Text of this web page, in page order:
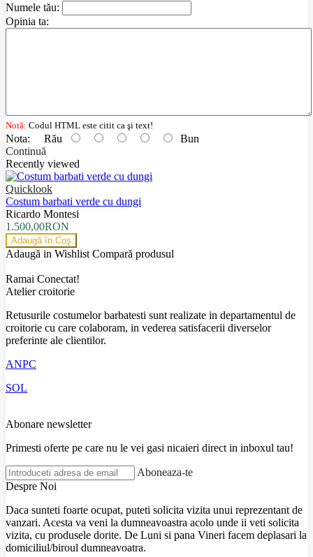
Numele tău:
Opinia ta:
Notă: Codul HTML este citit ca şi text!
Nota: Rău
Bun
Continuă
Recently viewed
Quicklook
Costum barbati verde cu dungi
Ricardo Montesi
1.500,00RON
Adaugă în Coş
Adaugă in Wishlist Compară produsul
Ramai Conectat!
Atelier croitorie
Retusurile costumelor barbatesti sunt realizate in departamentul de
croitorie cu care colaboram, in vederea satisfacerii diverselor
preferinte ale clientilor.
ANPC
SOL
Abonare newsletter
Primesti oferte pe care nu le vei gasi nicaieri direct in inboxul tau!
Aboneaza-te
Despre Noi
Daca sunteti foarte ocupat, puteti solicita vizita unui reprezentant de
vanzari. Acesta va veni la dumneavoastra acolo unde ii veti solicita
vizita, cu produsele dorite. De Luni si pana Vineri facem deplasari la
domiciliul/biroul dumneavoatra.